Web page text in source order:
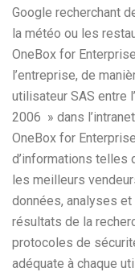
Google recherchant
la météo ou les
OneBox for
l’entreprise, de
utilisateur SAS entre
2006 » dans
OneBox for
d’informations telles
les meilleurs
données, analyses
résultats de la
protocoles de
adéquate à chaque